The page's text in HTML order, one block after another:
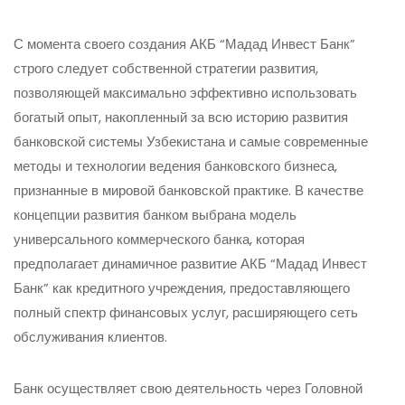
С момента своего создания АКБ “Мадад Инвест Банк”
строго следует собственной стратегии развития,
позволяющей максимально эффективно использовать
богатый опыт, накопленный за всю историю развития
банковской системы Узбекистана и самые современные
методы и технологии ведения банковского бизнеса,
признанные в мировой банковской практике. В качестве
концепции развития банком выбрана модель
универсального коммерческого банка, которая
предполагает динамичное развитие АКБ “Мадад Инвест
Банк” как кредитного учреждения, предоставляющего
полный спектр финансовых услуг, расширяющего сеть
обслуживания клиентов.
Банк осуществляет свою деятельность через Головной